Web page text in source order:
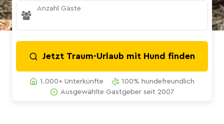
Anzahl Gäste
Jetzt Traum-Urlaub mit Hund finden
1.000+ Unterkünfte
100% hundefreundlich
Ausgewählte Gastgeber seit 2007